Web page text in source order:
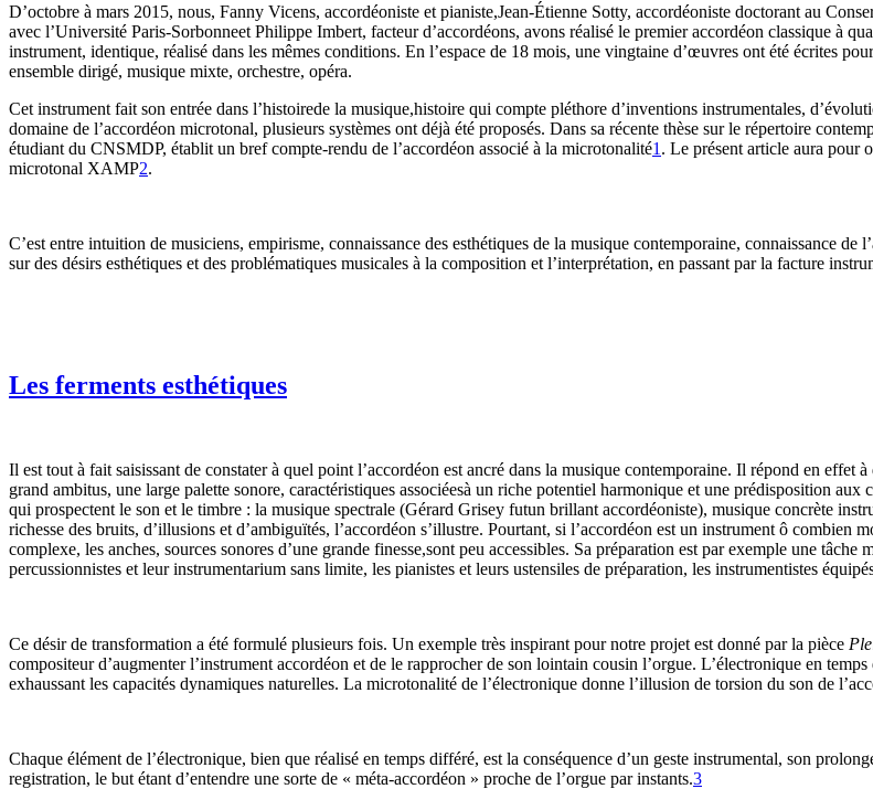
D’octobre à mars 2015, nous, Fanny Vicens, accordéoniste et pianiste,Jean-Étienne Sotty, accordéoniste doctorant au
avec l’Université Paris-Sorbonneet Philippe Imbert, facteur d’accordéons, avons réalisé le premier accordéon classique à
instrument, identique, réalisé dans les mêmes conditions. En l’espace de 18 mois, une vingtaine d’œuvres ont été écrites
ensemble dirigé, musique mixte, orchestre, opéra.
Cet instrument fait son entrée dans l’histoirede la musique,histoire qui compte pléthore d’inventions instrumentales,
domaine de l’accordéon microtonal, plusieurs systèmes ont déjà été proposés. Dans sa récente thèse sur le répertoire
étudiant du CNSMDP, établit un bref compte-rendu de l’accordéon associé à la microtonalité1 . Le présent article aura pour
microtonal XAMP2.
C’est entre intuition de musiciens, empirisme, connaissance des esthétiques de la musique contemporaine, connaissance
sur des désirs esthétiques et des problématiques musicales à la composition et l’interprétation, en passant par la facture
Les ferments esthétiques
Il est tout à fait saisissant de constater à quel point l’accordéon est ancré dans la musique contemporaine. Il répond en effet
grand ambitus, une large palette sonore, caractéristiques associéesà un riche potentiel harmonique et une prédisposition
qui prospectent le son et le timbre : la musique spectrale (Gérard Grisey futun brillant accordéoniste), musique concrète
richesse des bruits, d’illusions et d’ambiguïtés, l’accordéon s’illustre. Pourtant, si l’accordéon est un instrument ô
complexe, les anches, sources sonores d’une grande finesse,sont peu accessibles. Sa préparation est par exemple une tâche
percussionnistes et leur instrumentarium sans limite, les pianistes et leurs ustensiles de préparation, les instrumentistes
Ce désir de transformation a été formulé plusieurs fois. Un exemple très inspirant pour notre projet est donné par la pièce
compositeur d’augmenter l’instrument accordéon et de le rapprocher de son lointain cousin l’orgue. L’électronique en
exhaussant les capacités dynamiques naturelles. La microtonalité de l’électronique donne l’illusion de torsion du son de
Chaque élément de l’électronique, bien que réalisé en temps différé, est la conséquence d’un geste instrumental, son
registration, le but étant d’entendre une sorte de « méta-accordéon » proche de l’orgue par instants.3